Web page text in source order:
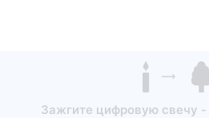
Зажгите цифровую свечу -